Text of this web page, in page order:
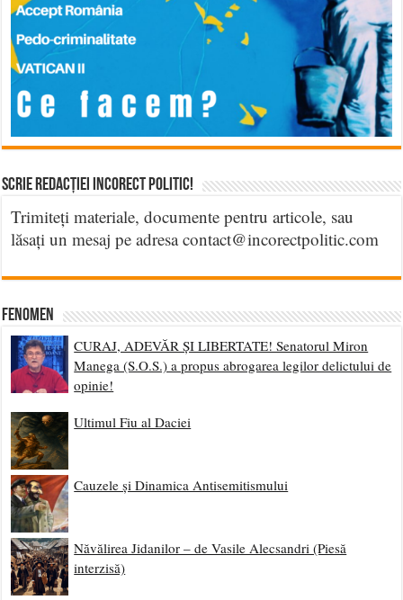
Scrie Redacției Incorect Politic!
Trimiteți materiale, documente pentru articole, sau
lăsați un mesaj pe adresa contact@incorectpolitic.com
Fenomen
CURAJ, ADEVĂR ȘI LIBERTATE! Senatorul Miron
Manega (S.O.S.) a propus abrogarea legilor delictului de
opinie!
Ultimul Fiu al Daciei
Cauzele și Dinamica Antisemitismului
Năvălirea Jidanilor – de Vasile Alecsandri (Piesă
interzisă)